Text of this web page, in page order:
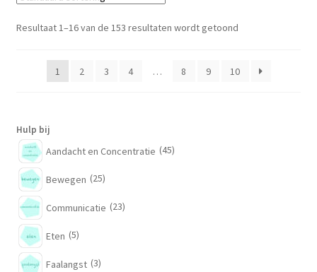
worden
Resultaat 1–16 van de 153 resultaten wordt getoond
1 2 3 4 … 8 9 10
Hulp bij
Aandacht en Concentratie (45)
Bewegen (25)
Communicatie (23)
Eten (5)
Faalangst (3)